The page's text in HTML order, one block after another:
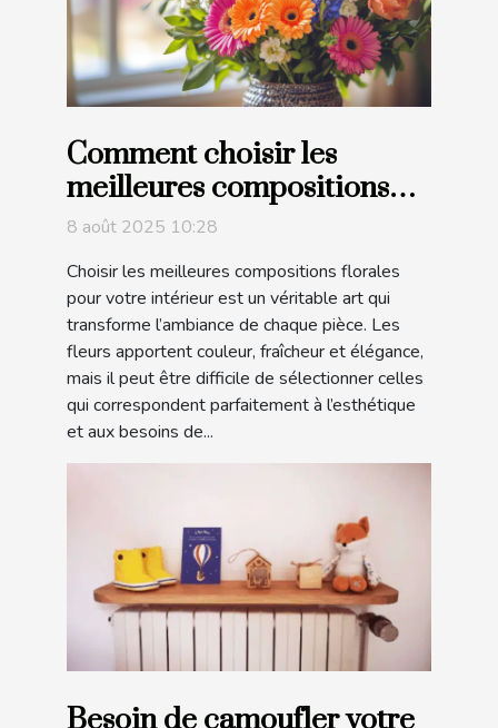
Comment choisir les
meilleures compositions
florales pour votre
intérieur ?
8 août 2025 10:28
Choisir les meilleures compositions florales
pour votre intérieur est un véritable art qui
transforme l’ambiance de chaque pièce. Les
fleurs apportent couleur, fraîcheur et élégance,
mais il peut être difficile de sélectionner celles
qui correspondent parfaitement à l’esthétique
et aux besoins de...
Besoin de camoufler votre